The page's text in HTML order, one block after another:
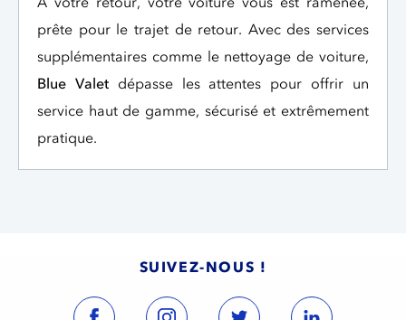
prête pour le trajet de retour. Avec des services
supplémentaires comme le nettoyage de voiture,
Blue Valetdépasse les attentes pour offrir un
service haut de gamme, sécurisé et extrêmement
pratique.
SUIVEZ-NOUS !